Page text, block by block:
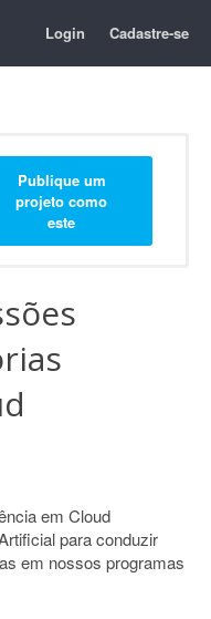
Login Cadastre-se
Publique um
projeto como
este
em Cloud
para conduzir
em nossos programas